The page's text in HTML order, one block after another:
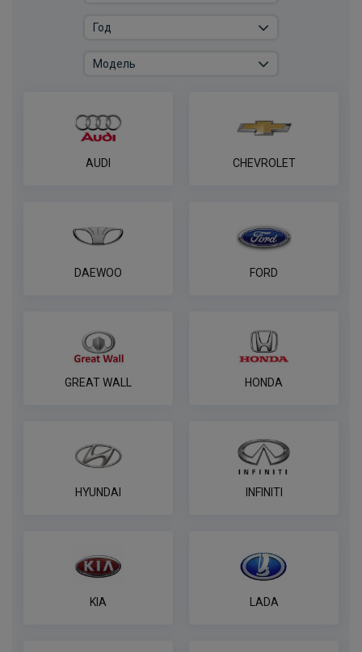
пин
ПОД ЗАКАЗ ОТ 14 ДНЕЙ
по запросу
Комплект универсальной электрики
ПОД ЗАКАЗ ОТ 14 ДНЕЙ
по запросу
Универсальная электрика AvtoS ​ с
блоком согласования​
ПОД ЗАКАЗ ОТ 14 ДНЕЙ
по запросу
Блок согласования Artway
AUDI CHEVROLET
DAEWOO FORD
GREAT WALL HONDA
HYUNDAI INFINITI
KIA LADA